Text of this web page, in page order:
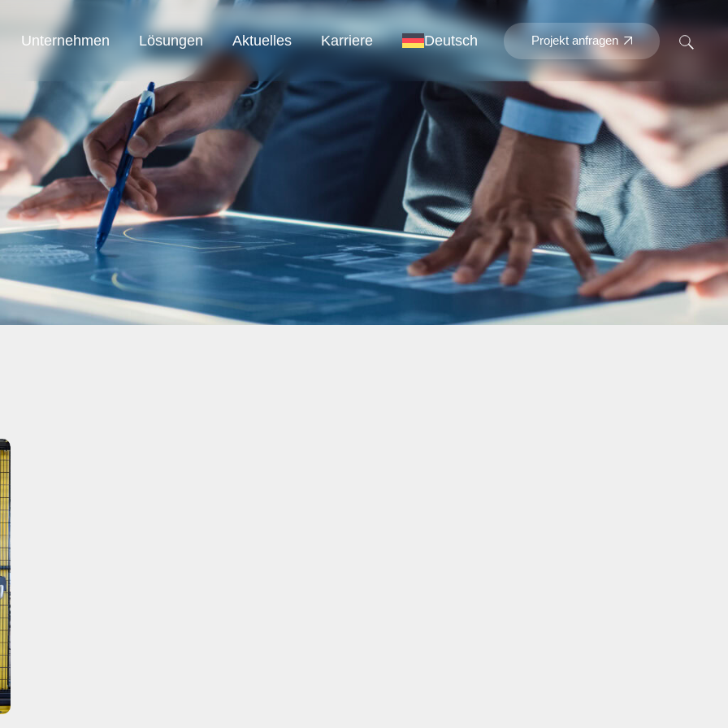
Unternehmen
SAB Austria
SAB Automation
SAB Smart Solution
Lösungen Aktuelles Karriere Deutsch Projekt anfragen